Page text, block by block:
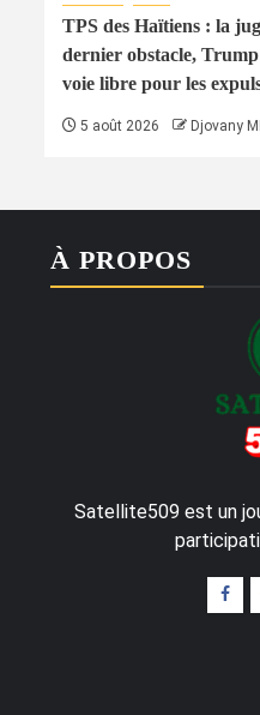
TPS des Haïtiens : la
dernier obstacle,
voie libre pour les
5 août 2026 Djovany
À PROPOS
Satellite509 est un